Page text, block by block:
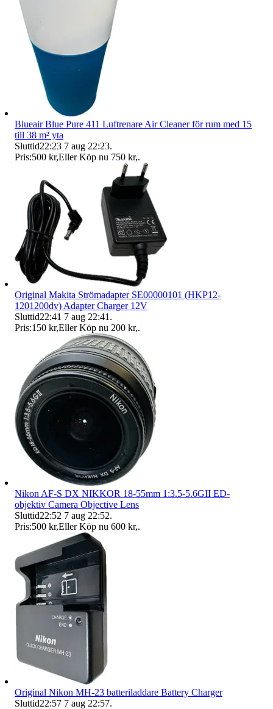
Blueair Blue Pure 411 Luftrenare Air Cleaner för rum med 15
till 38 m² yta
Sluttid22:23 7 aug 22:23.
Pris:500 kr,Eller Köp nu 750 kr,.
Original Makita Strömadapter SE00000101 (HKP12-
1201200dv) Adapter Charger 12V
Sluttid22:41 7 aug 22:41 .
Pris:150 kr,Eller Köp nu 200 kr,.
Nikon AF-S DX NIKKOR 18-55mm 1:3.5-5.6GII ED-
objektiv Camera Objective Lens
Sluttid22:52 7 aug 22:52.
Pris:500 kr,Eller Köp nu 600 kr,.
Original Nikon MH-23 batteriladdare Battery Charger
Sluttid22:57 7 aug 22:57.